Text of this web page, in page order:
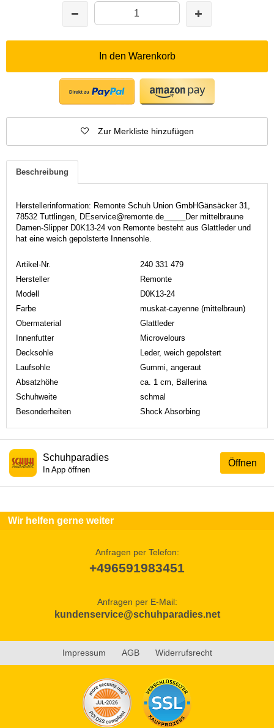
In den Warenkorb
Zur Merkliste hinzufügen
Beschreibung
Herstellerinformation: Remonte Schuh Union GmbHGänsäcker 31,
78532 Tuttlingen, DEservice@remonte.de_____Der mittelbraune
Damen-Slipper D0K13-24 von Remonte besteht aus Glattleder und
hat eine weich gepolsterte Innensohle.
Artikel-Nr.
240 331 479
Hersteller
Remonte
Modell
D0K13-24
Farbe
muskat-cayenne (mittelbraun)
Obermaterial
Glattleder
Innenfutter
Microvelours
Decksohle
Leder, weich gepolstert
Laufsohle
Gummi, angeraut
Absatzhöhe
ca. 1 cm, Ballerina
Schuhweite
schmal
Besonderheiten
Shock Absorbing
Öffnen
Schuhparadies
In App öffnen
Wir helfen gerne weiter
Anfragen per Telefon:
+496591983451
Anfragen per E-Mail:
kundenservice@schuhparadies.net
Impressum AGB Widerrufsrecht